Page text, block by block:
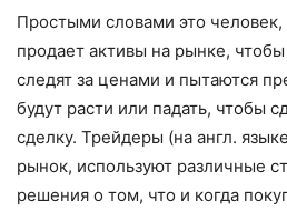
Простыми словами это
продает активы на рынке,
следят за ценами и пытаются
будут расти или падать, чтобы
сделку. Трейдеры (на англ.
рынок, используют различные
решения о том, что и когда